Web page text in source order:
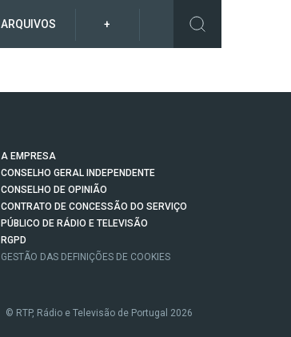
ARQUIVOS +
A EMPRESA
CONSELHO GERAL INDEPENDENTE
CONSELHO DE OPINIÃO
CONTRATO DE CONCESSÃO DO SERVIÇO
PÚBLICO DE RÁDIO E TELEVISÃO
RGPD
GESTÃO DAS DEFINIÇÕES DE COOKIES
© RTP, Rádio e Televisão de Portugal 2026